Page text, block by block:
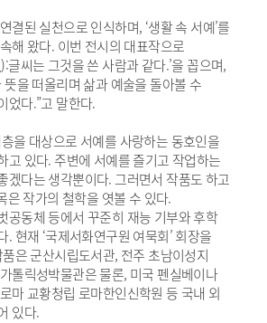
결된 실천으로 인식하며, ‘생활 속 서예’를
해 왔다. 이번 전시의 대표작으로
글씨는 그것을 쓴 사람과 같다.’을 꼽으며,
뜻을 떠올리며 삶과 예술을 돌아볼 수
었다.”고 말한다.
을 대상으로 서예를 사랑하는 동호인을
고 있다. 주변에 서예를 즐기고 작업하는
겠다는 생각뿐이다. 그러면서 작품도 하고
은 작가의 철학을 엿볼 수 있다.
공동체 등에서 꾸준히 재능 기부와 후학
. 현재 ‘국제서화연구원 여묵회’ 회장을
은 군산시립도서관, 전주 초남이성지
톨릭성박물관은 물론, 미국 펜실베이나
마 교황청립 로마한인신학원 등 국내 외
있다.